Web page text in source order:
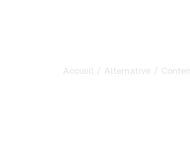
Accueil / Alternative /